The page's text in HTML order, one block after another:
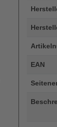
EAN